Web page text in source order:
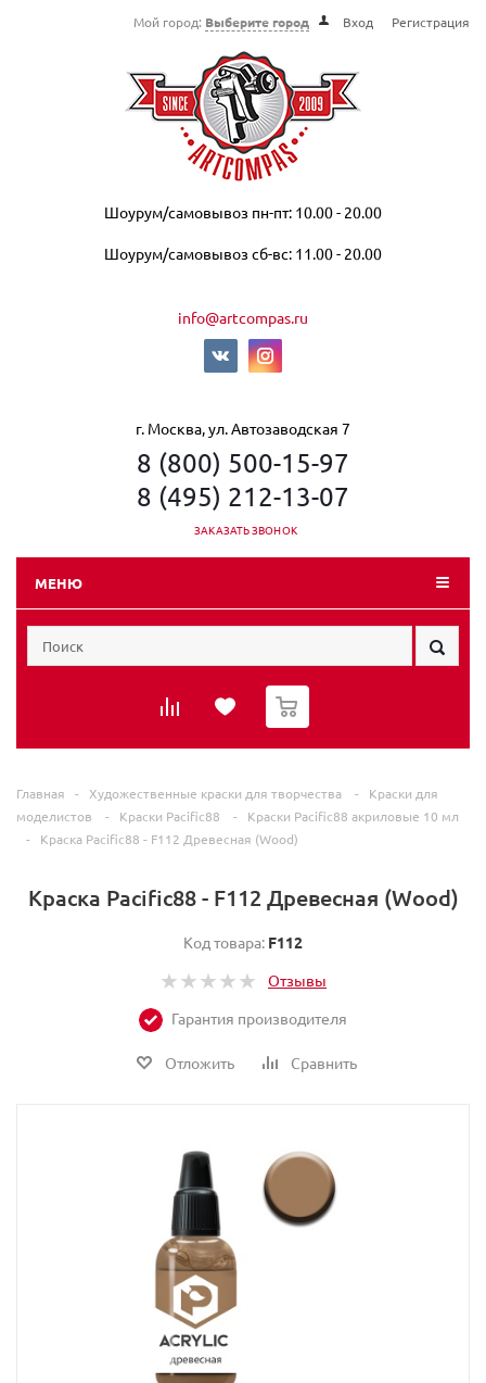
Мой город: Выберите город Вход Регистрация
Шоурум/самовывоз пн-пт: 10.00 - 20.00
Шоурум/самовывоз сб-вс: 11.00 - 20.00
info@artcompas.ru
г. Москва, ул. Автозаводская 7
8 (800) 500-15-97
8 (495) 212-13-07
ЗАКАЗАТЬ ЗВОНОК
МЕНЮ
0
Главная - Художественные краски для творчества -
Краски для
моделистов
- Краски Pacific88 -
Краски Pacific88 акриловые 10 мл
-
Краска Pacific88 - F112 Древесная (Wood)
Краска Pacific88 - F112 Древесная (Wood)
Код товара: F112
Отзывы
Гарантия производителя
Отложить Сравнить